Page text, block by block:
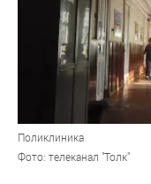
Поликлиника
Фото: телеканал "Толк"